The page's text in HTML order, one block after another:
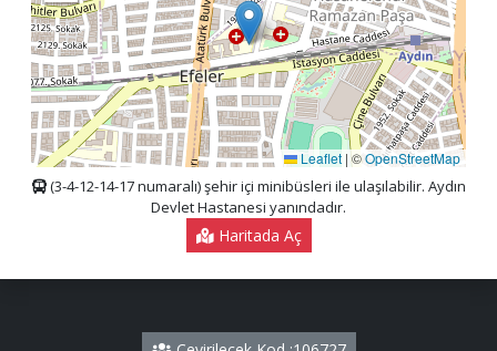
Leaflet | ©OpenStreetMap
(3-4-12-14-17 numaralı) şehir içi minibüsleri ile ulaşılabilir. Aydın
Devlet Hastanesi yanındadır.
Haritada Aç